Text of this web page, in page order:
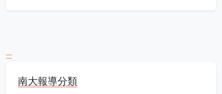
:::
南大報導分類